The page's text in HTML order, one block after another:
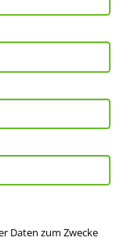
Daten zum Zwecke